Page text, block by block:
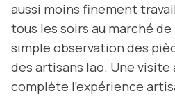
aussi moins finement
tous les soirs au marché
simple observation des
des artisans lao. Une visite
complète l'expérience